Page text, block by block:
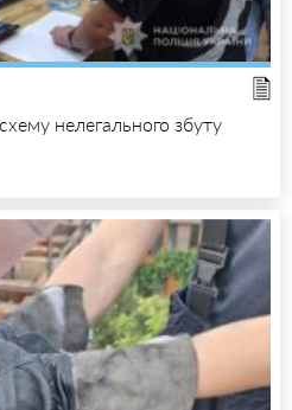
нелегального збуту